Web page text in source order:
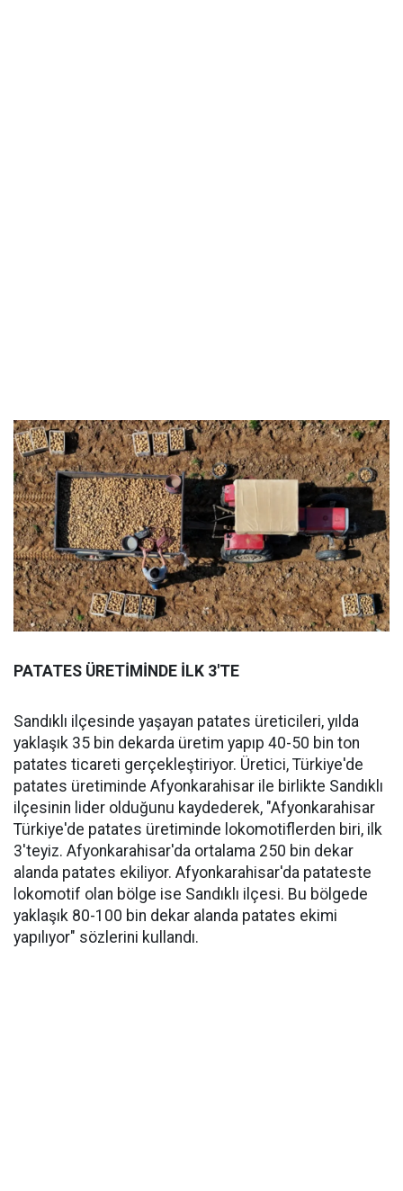
PATATES ÜRETİMİNDE İLK 3'TE
Sandıklı ilçesinde yaşayan patates üreticileri, yılda
yaklaşık 35 bin dekarda üretim yapıp 40-50 bin ton
patates ticareti gerçekleştiriyor. Üretici, Türkiye'de
patates üretiminde Afyonkarahisar ile birlikte Sandıklı
ilçesinin lider olduğunu kaydederek, "Afyonkarahisar
Türkiye'de patates üretiminde lokomotiflerden biri, ilk
3'teyiz. Afyonkarahisar'da ortalama 250 bin dekar
alanda patates ekiliyor. Afyonkarahisar'da patateste
lokomotif olan bölge ise Sandıklı ilçesi. Bu bölgede
yaklaşık 80-100 bin dekar alanda patates ekimi
yapılıyor" sözlerini kullandı.